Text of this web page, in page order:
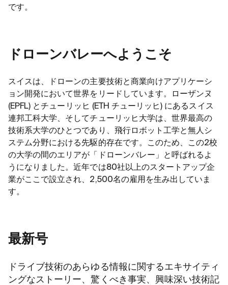
です。
ドローンバレーへようこそ
スイスは、ドローンの主要技術と商業向けアプリケーシ
ョン開発において世界をリードしています。ローザンヌ
(EPFL) とチューリッヒ (ETH チューリッヒ) にあるスイス
連邦工科大学、そしてチューリッヒ大学は、世界最高の
技術系大学のひとつであり、飛行ロボット工学と無人シ
ステム分野における先駆的存在です。このため、この2校
の大学の間のエリアが「ドローンバレー」と呼ばれるよ
うになりました。近年では80社以上のスタートアップ企
業がここで設立され、2,500名の雇用を生み出していま
す。
最新号
ドライブ技術のあらゆる情報に関するエキサイティ
ングなストーリー、驚くべき事実、興味深い技術記